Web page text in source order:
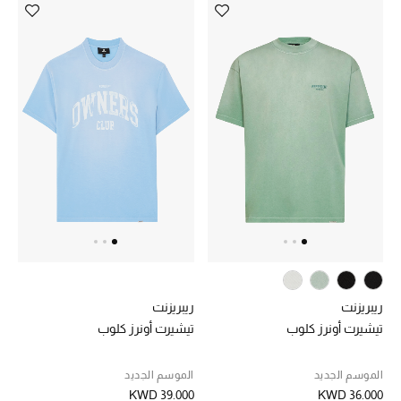
حقائب وأحذية متطابقة
هدايا للنساء
ركن الفخامة
جميع الأحذية النسائية
جميع الحقائب النسائية
جميع الإكسسورات النسائية
ريبريزنت
تيشيرت أونرز كلوب
الموسم الجديد
KWD 36.000
ريبريزنت
تيشيرت أونرز كلوب
الموسم الجديد
KWD 39.000